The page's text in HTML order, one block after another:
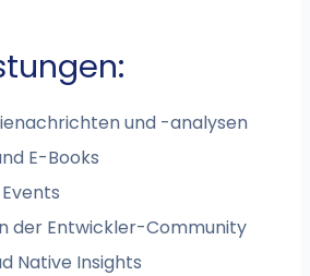
und -analysen
E-Books
der Entwickler-Community
Native Insights